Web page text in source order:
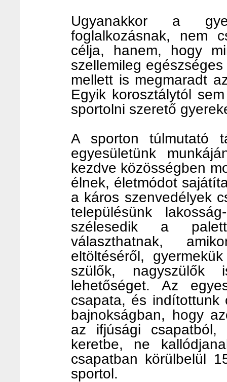
Ugyanakkor a
foglalkozásnak, nem
célja, hanem, hogy
szellemileg
mellett is megmaradt
Egyik korosztálytól
sportolni szerető
A sporton túlmutató
egyesületünk
kezdve közösségben
élnek, életmódot
a káros szenvedélyek
településünk
szélesedik a
választhatnak,
eltöltéséről,
szülők, nagyszülők
lehetőséget. Az
csapata, és indítottunk
bajnokságban, hogy
az ifjúsági
keretbe, ne
csapatban körülbelül
sportol.